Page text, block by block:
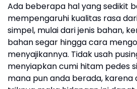
Ada beberapa hal yang sedikit
mempengaruhi kualitas rasa
simpel, mulai dari jenis bahan,
bahan segar hingga cara
menyajikannya. Tidak usah
menyiapkan cumi hitam pedes
mana pun anda berada, karena